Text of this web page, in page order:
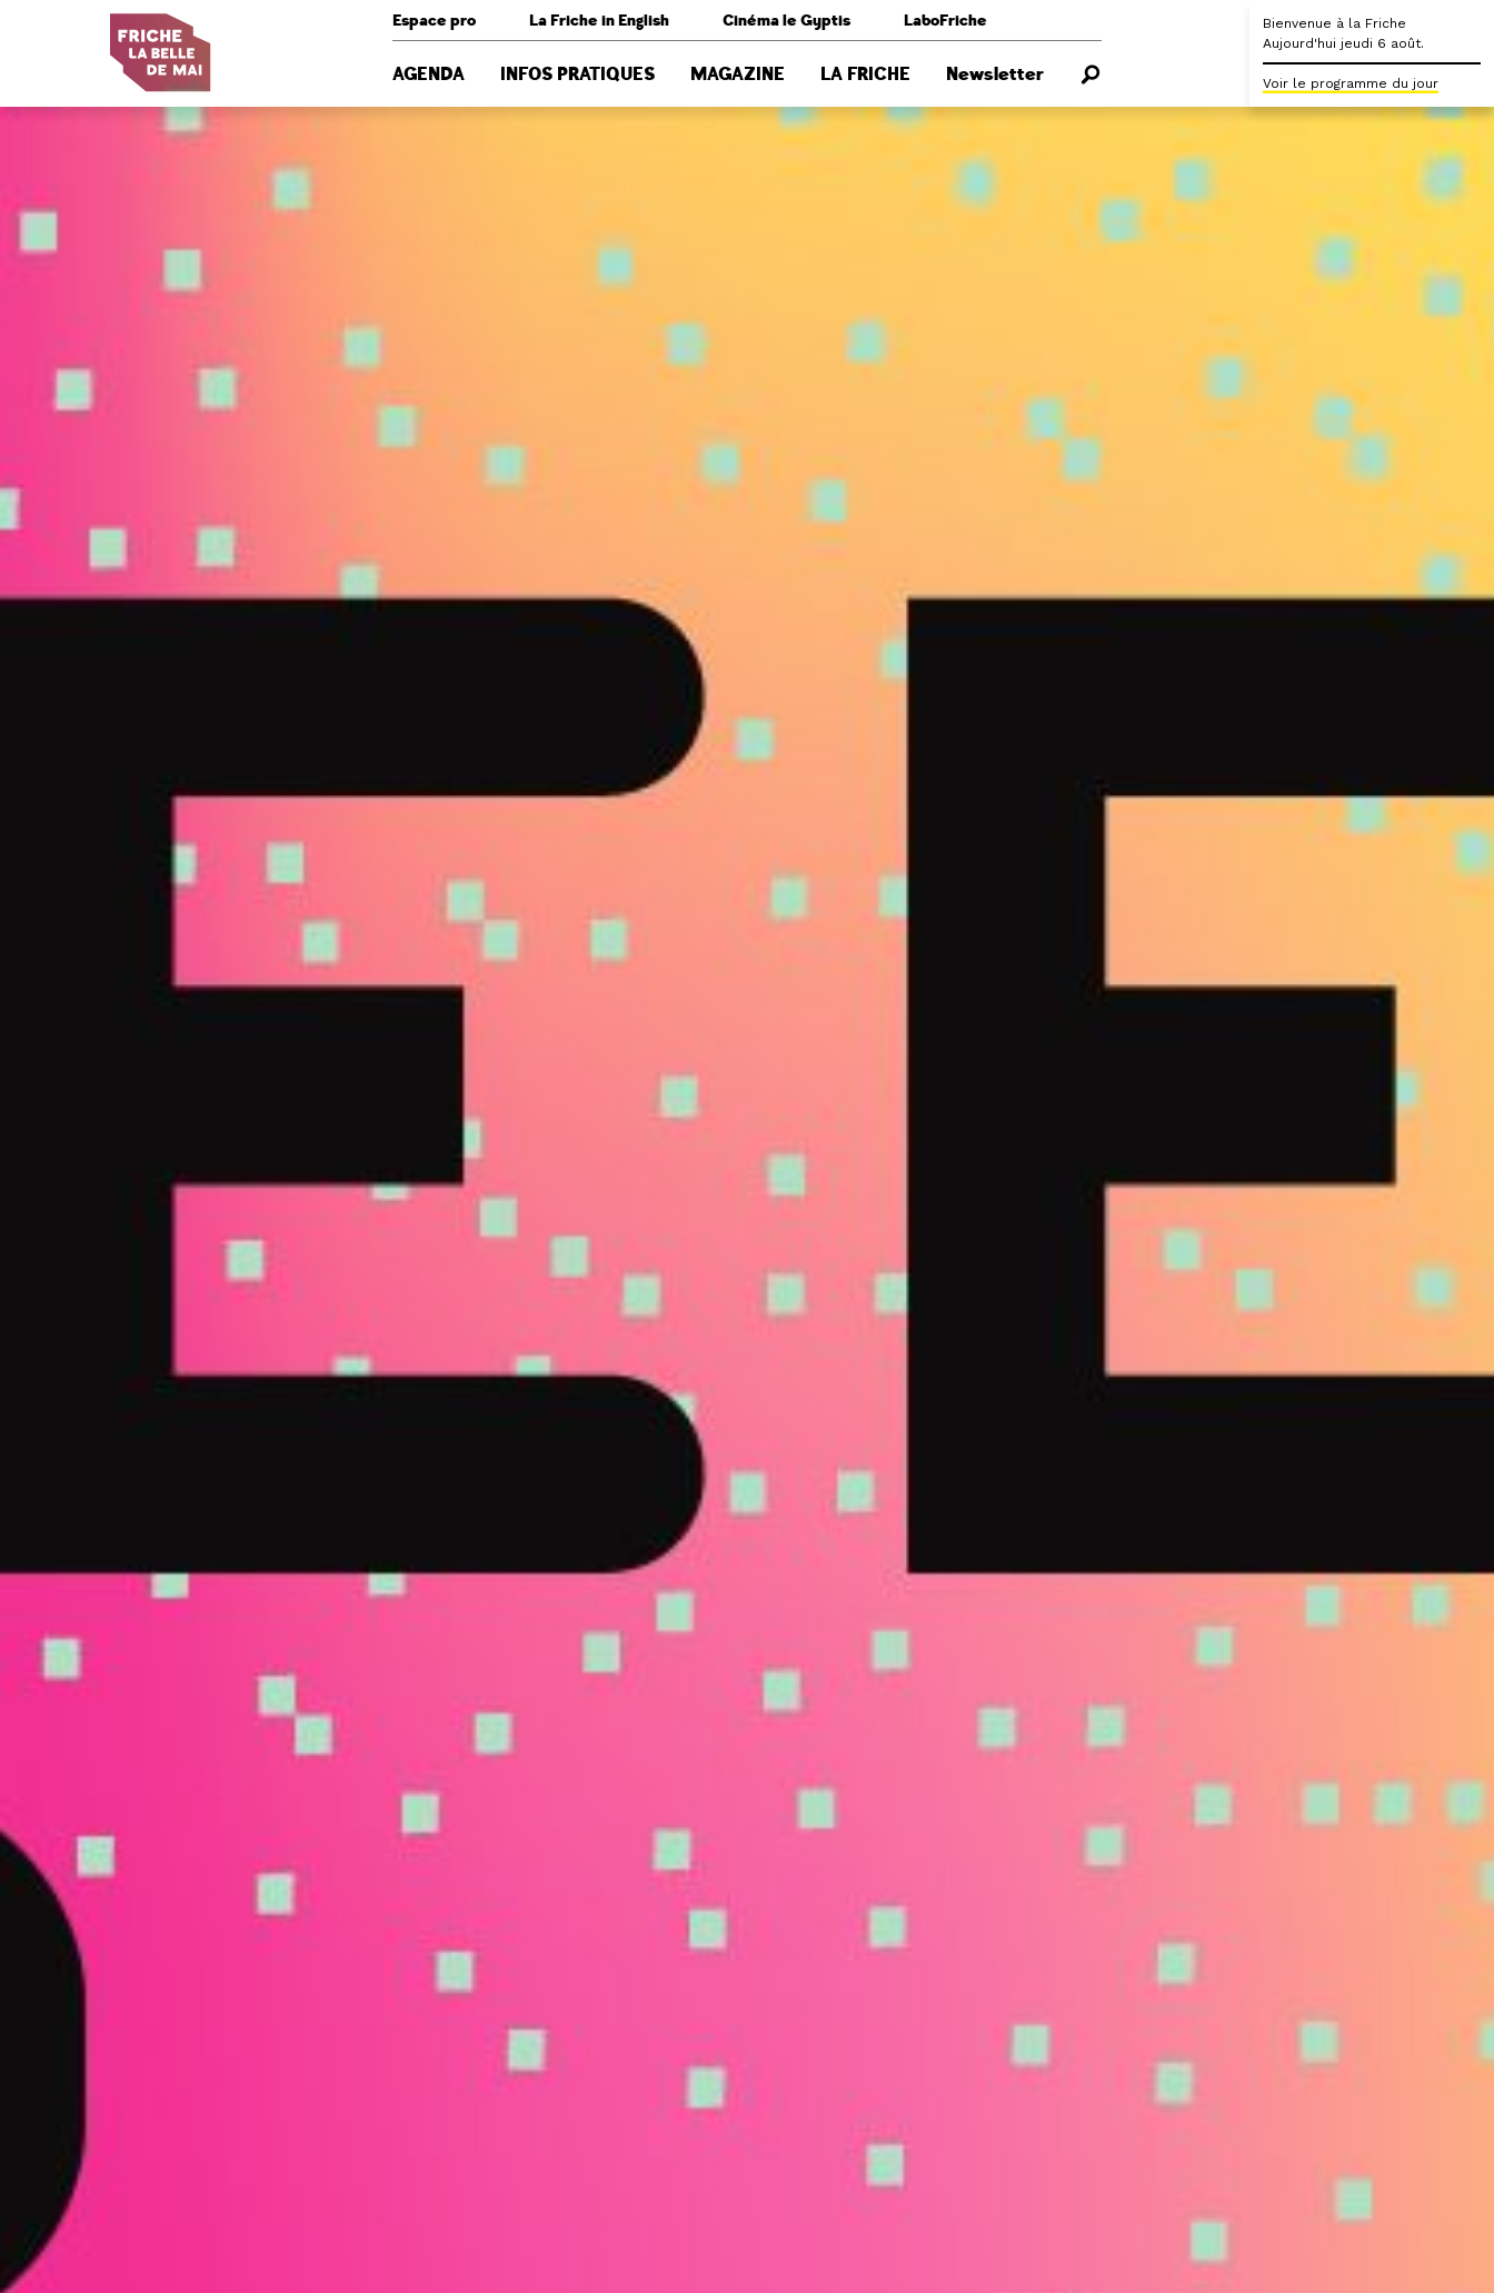
Espace pro La Friche in English Cinéma le Gyptis LaboFriche
AGENDA INFOS PRATIQUES MAGAZINE LA FRICHE Newsletter
Bienvenue à la Friche
Aujourd'hui jeudi 6 août.
Voir le programme du jour
Panneau de gestion des cookies